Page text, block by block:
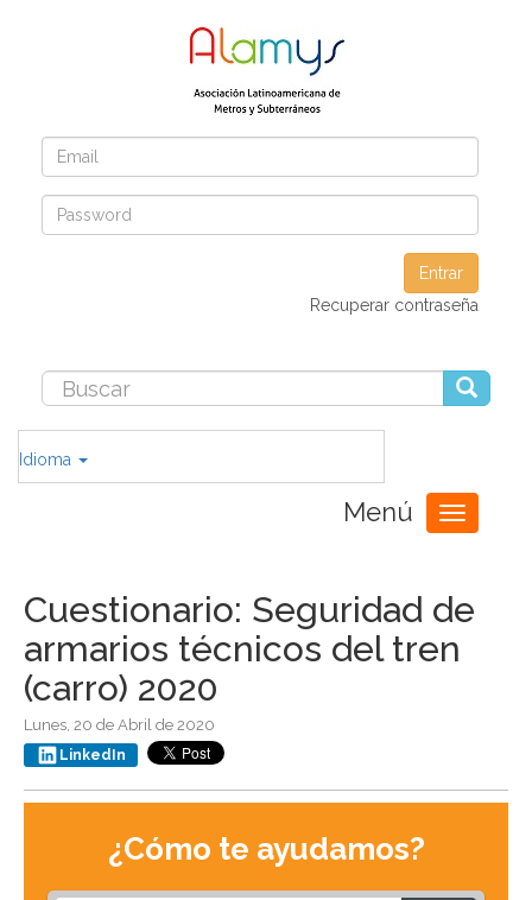
Entrar
Recuperar contraseña
Idioma
Menú
Toggle
navigation
Cuestionario: Seguridad de
armarios técnicos del tren
(carro) 2020
Lunes, 20 de Abril de 2020
LinkedIn
¿Cómo te ayudamos?